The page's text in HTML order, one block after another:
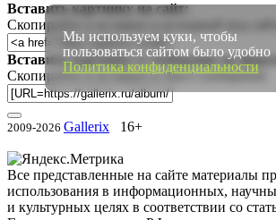
Вставить картинку на сайт:
Скопируйте и вставьте в исходный код сайта
Вставить картинку в сообщение на
Скопируйте и вставьте в текст сообщения
2009-2026 Gallerix 16+
Все представленные на сайте материалы
использования в информационных,
и культурных целях в соответствии со
Мы используем куки, чтобы
пользоваться сайтом было удобно
Политика конфиденциальности